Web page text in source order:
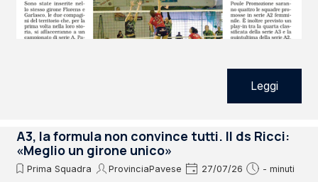
Leggi
A3, la formula non convince tutti. Il ds Ricci:
«Meglio un girone unico»
Prima Squadra ProvinciaPavese 27/07/26 - minuti